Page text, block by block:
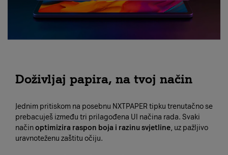
Doživljaj papira, na tvoj način
Jednim pritiskom na posebnu NXTPAPER tipku trenutačno se
prebacuješ između tri prilagođena UI načina rada. Svaki
načinoptimizira raspon boja i razinu svjetline, uz pažljivo
uravnoteženu zaštitu očiju.